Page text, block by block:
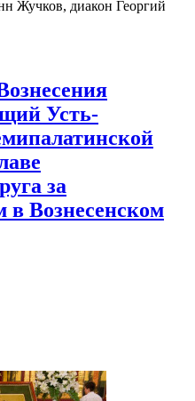
Жучков, диакон Георгий
Усть-
за
Вознесенском